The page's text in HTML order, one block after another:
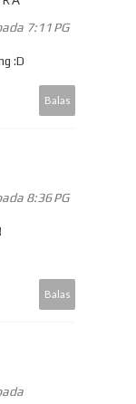
7:11 PG
:D
Balas
8:36 PG
Balas